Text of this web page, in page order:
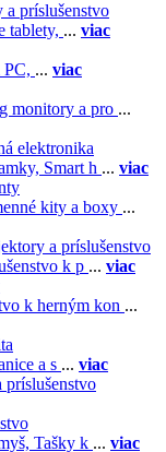
a príslušenstvo
tablety, ... viac
... viac
monitory a pro ...
elektronika
Smart h ... viac
kity a boxy ...
a príslušenstvo
k p ... viac
k herným kon ...
a s ... viac
príslušenstvo
Tašky k ... viac